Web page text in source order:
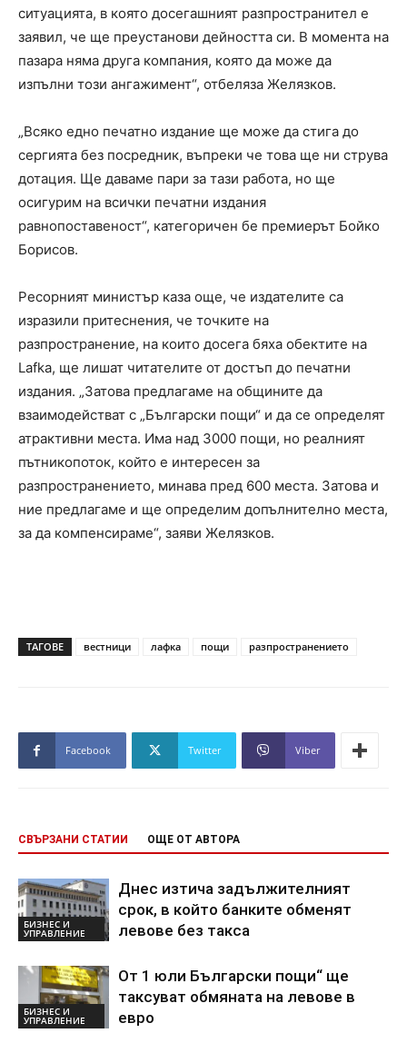
ситуацията, в която досегашният разпространител е
заявил, че ще преустанови дейността си. В момента на
пазара няма друга компания, която да може да
изпълни този ангажимент“, отбеляза Желязков.
„Всяко едно печатно издание ще може да стига до
сергията без посредник, въпреки че това ще ни струва
дотация. Ще даваме пари за тази работа, но ще
осигурим на всички печатни издания
равнопоставеност“, категоричен бе премиерът Бойко
Борисов.
Ресорният министър каза още, че издателите са
изразили притеснения, че точките на
разпространение, на които досега бяха обектите на
Lafka, ще лишат читателите от достъп до печатни
издания. „Затова предлагаме на общините да
взаимодействат с „Български пощи“ и да се определят
атрактивни места. Има над 3000 пощи, но реалният
пътникопоток, който е интересен за
разпространението, минава пред 600 места. Затова и
ние предлагаме и ще определим допълнително места,
за да компенсираме“, заяви Желязков.
ТАГОВЕ вестници лафка пощи разпространението
Facebook Twitter Viber
СВЪРЗАНИ СТАТИИ ОЩЕ ОТ АВТОРА
БИЗНЕС И
УПРАВЛЕНИЕ
Днес изтича задължителният
срок, в който банките обменят
левове без такса
БИЗНЕС И
УПРАВЛЕНИЕ
От 1 юли Български пощи“ ще
таксуват обмяната на левове в
евро